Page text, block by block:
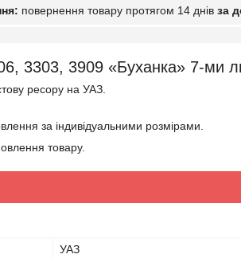
повернення товару протягом 14 днів за
3303, 3909 «Буханка» 7-ми
ресору на УАЗ.
за індивідуальними розмірами.
товару.
УАЗ